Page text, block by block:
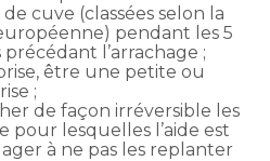
cuve (classées selon la
pendant les 5
l’arrachage ;
être une petite ou
;
de façon irréversible les
pour lesquelles l’aide est
à ne pas les replanter